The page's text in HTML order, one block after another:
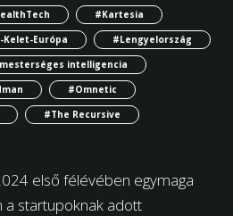
#Kartesia
Kelet-Európa
#Lengyelország
intelligencia
#Omnetic
#The Recursive
első félévében egymaga
a startupoknak adott